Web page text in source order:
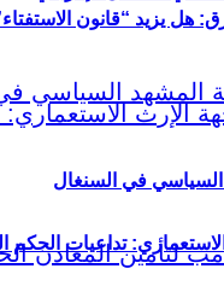
تداعيات الحكم
هل يزيد “قانون الاستفتاء”
في السنغال